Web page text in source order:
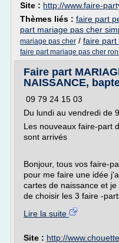
Site : http://www.faire-
Thèmes liés : faire part
part mariage pas cher
mariage pas cher / faire part
faire part mariage pas cher
Faire part
NAISSANCE,
09 79 24 15 03
Du lundi au vendredi de
Les nouveaux faire-part
sont arrivés
Bonjour, tous vos faire-
pour me faire une idée
cartes de naissance et
de choisir les 3 faire -
Lire la suite
Site : http://